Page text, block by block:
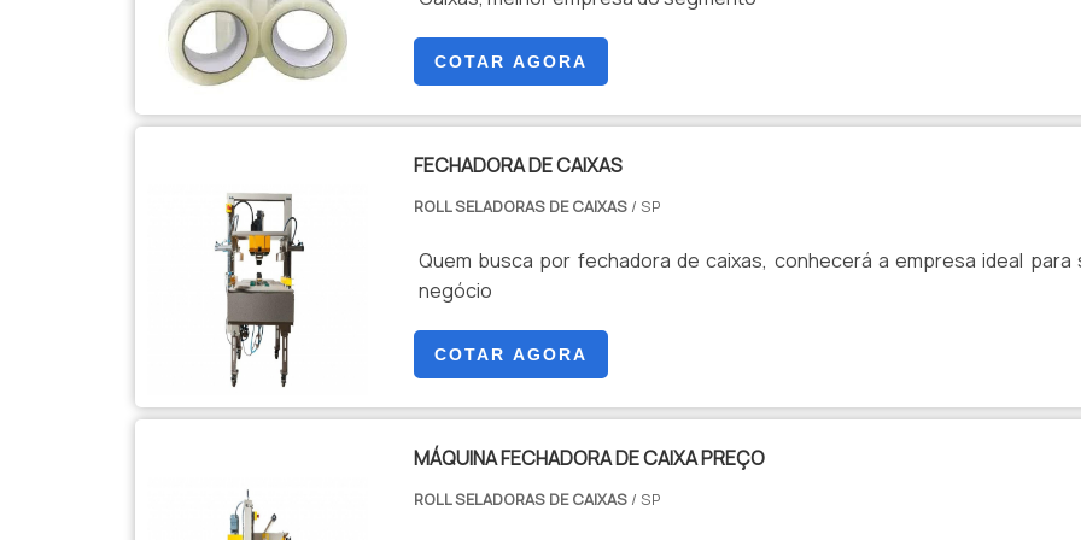
COTAR AGORA
FECHADORA DE CAIXAS
ROLL SELADORAS DE CAIXAS/ SP
Quem busca por fechadora de caixas, conhecerá a empresa ideal para
negócio
COTAR AGORA
MÁQUINA FECHADORA DE CAIXA PREÇO
ROLL SELADORAS DE CAIXAS/ SP